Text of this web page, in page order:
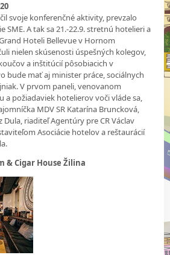
svoje konferenčné aktivity, prevzalo
SME. A tak sa 21.-22.9. stretnú hotelieri a
Hoteli Bellevue v Hornom
nielen skúsenosti úspešných kolegov,
a inštitúcií pôsobiacich v
bude mať aj minister práce, sociálnych
V prvom paneli, venovanom
a požiadaviek hotelierov voči vláde sa,
MDV SR Katarína Bruncková,
Dula, riaditeľ Agentúry pre CR Václav
Asociácie hotelov a reštaurácií
& Cigar House Žilina